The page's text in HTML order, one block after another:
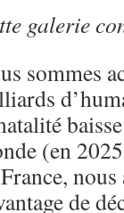
galerie
sommes
(en
de